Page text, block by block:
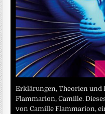
Erklärungen, Theorien und
Flammarion, Camille.
von Camille Flammarion,